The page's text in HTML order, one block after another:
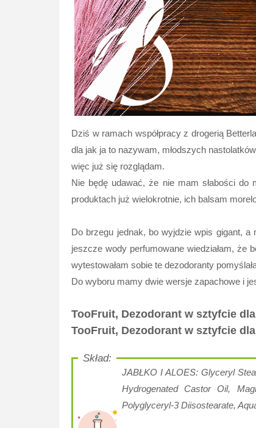
Dziś w ramach współpracy z drogerią
dla jak ja to nazywam, młodszych
więc już się rozglądam.
Nie będę udawać, że nie mam słabości
produktach już wielokrotnie, ich balsam
Do brzegu jednak, bo wyjdzie wpis gigant,
jeszcze wody perfumowane wiedziałam, że
wytestowałam sobie te dezodoranty
Do wyboru mamy dwie wersje zapachowe i
TooFruit, Dezodorant w sztyfcie
TooFruit, Dezodorant w sztyfcie
JABŁKO I ALOES: Glyceryl
Hydrogenated Castor Oil,
Polyglyceryl-3 Diisostearate,